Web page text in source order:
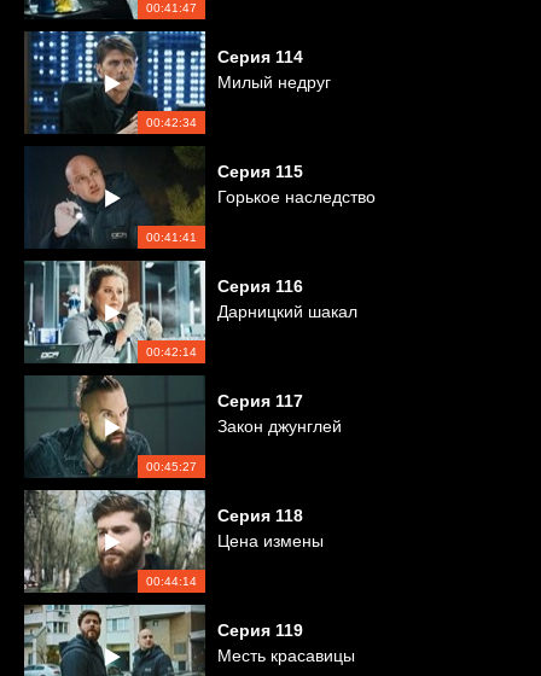
00:41:47
00:42:34
Серия 114
Милый недруг
00:41:41
Серия 115
Горькое наследство
00:42:14
Серия 116
Дарницкий шакал
00:45:27
Серия 117
Закон джунглей
00:44:14
Серия 118
Цена измены
Серия 119
Месть красавицы